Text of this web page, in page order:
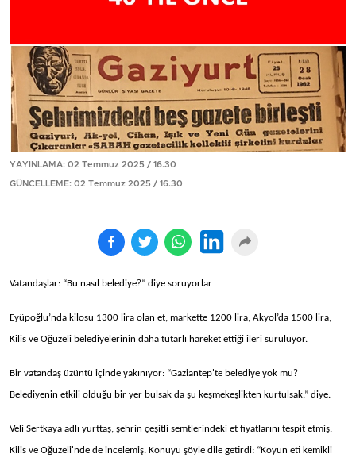
YAYINLAMA: 02 Temmuz 2025 / 16.30
GÜNCELLEME: 02 Temmuz 2025 / 16.30
Vatandaşlar: “Bu nasıl belediye?” diye soruyorlar
Eyüpoğlu’nda kilosu 1300 lira olan et, markette 1200 lira, Akyol’da 1500 lira,
Kilis ve Oğuzeli belediyelerinin daha tutarlı hareket ettiği ileri sürülüyor.
Bir vatandaş üzüntü içinde yakınıyor: “Gaziantep'te belediye yok mu?
Belediyenin etkili olduğu bir yer bulsak da şu keşmekeşlikten kurtulsak.” diye.
Veli Sertkaya adlı yurttaş, şehrin çeşitli semtlerindeki et fiyatlarını tespit etmiş.
Kilis ve Oğuzeli'nde de incelemiş. Konuyu şöyle dile getirdi: “Koyun eti kemikli